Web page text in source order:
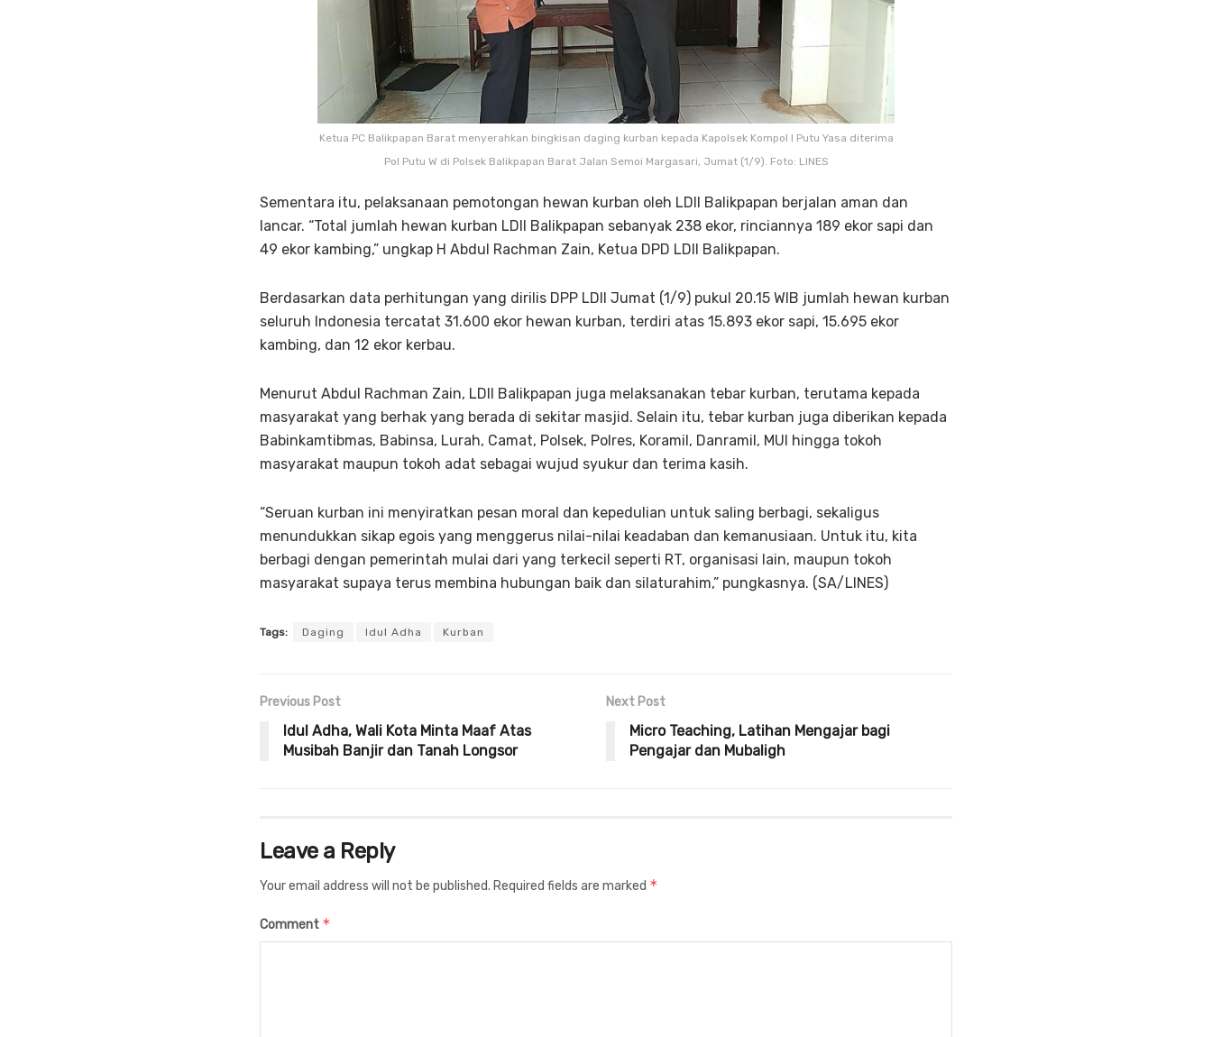
Ketua PC Balikpapan Barat menyerahkan bingkisan daging kurban kepada Kapolsek Kompol I Putu Yasa diterima
Pol Putu W di Polsek Balikpapan Barat Jalan Semoi Margasari, Jumat (1/9). Foto: LINES
Sementara itu, pelaksanaan pemotongan hewan kurban oleh LDII Balikpapan berjalan aman dan
lancar. “Total jumlah hewan kurban LDII Balikpapan sebanyak 238 ekor, rinciannya 189 ekor sapi dan
49 ekor kambing,” ungkap H Abdul Rachman Zain, Ketua DPD LDII Balikpapan.
Berdasarkan data perhitungan yang dirilis DPP LDII Jumat (1/9) pukul 20.15 WIB jumlah hewan kurban
seluruh Indonesia tercatat 31.600 ekor hewan kurban, terdiri atas 15.893 ekor sapi, 15.695 ekor
kambing, dan 12 ekor kerbau.
Menurut Abdul Rachman Zain, LDII Balikpapan juga melaksanakan tebar kurban, terutama kepada
masyarakat yang berhak yang berada di sekitar masjid. Selain itu, tebar kurban juga diberikan kepada
Babinkamtibmas, Babinsa, Lurah, Camat, Polsek, Polres, Koramil, Danramil, MUI hingga tokoh
masyarakat maupun tokoh adat sebagai wujud syukur dan terima kasih.
“Seruan kurban ini menyiratkan pesan moral dan kepedulian untuk saling berbagi, sekaligus
menundukkan sikap egois yang menggerus nilai-nilai keadaban dan kemanusiaan. Untuk itu, kita
berbagi dengan pemerintah mulai dari yang terkecil seperti RT, organisasi lain, maupun tokoh
masyarakat supaya terus membina hubungan baik dan silaturahim,” pungkasnya. (SA/LINES)
Tags: Daging Idul Adha Kurban
Previous Post
Idul Adha, Wali Kota Minta Maaf Atas
Musibah Banjir dan Tanah Longsor
Next Post
Micro Teaching, Latihan Mengajar bagi
Pengajar dan Mubaligh
Leave a Reply
Your email address will not be published. Required fields are marked *
Comment *